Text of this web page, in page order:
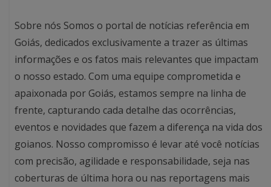
Sobre nós Somos o portal de notícias referência em
Goiás, dedicados exclusivamente a trazer as últimas
informações e os fatos mais relevantes que impactam
o nosso estado. Com uma equipe comprometida e
apaixonada por Goiás, estamos sempre na linha de
frente, capturando cada detalhe das ocorrências,
eventos e novidades que fazem a diferença na vida dos
goianos. Nosso compromisso é levar até você notícias
com precisão, agilidade e responsabilidade, seja nas
coberturas de última hora ou nas reportagens mais